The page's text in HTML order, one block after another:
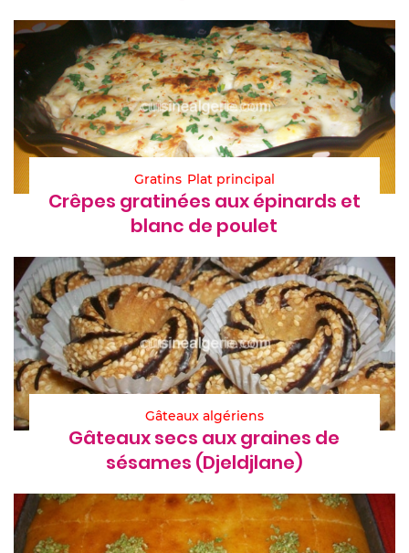
Gratins Plat principal
Crêpes gratinées aux épinards et
blanc de poulet
Gâteaux algériens
Gâteaux secs aux graines de
sésames (Djeldjlane)